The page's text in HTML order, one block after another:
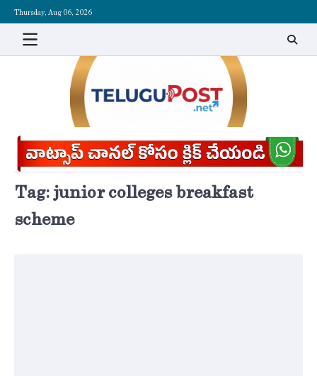
Skip
content
Thursday, Aug 06, 2026
Tag:junior colleges breakfast
scheme